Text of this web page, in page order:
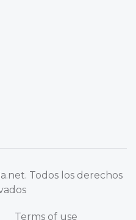
. Todos los derechos
Terms of use